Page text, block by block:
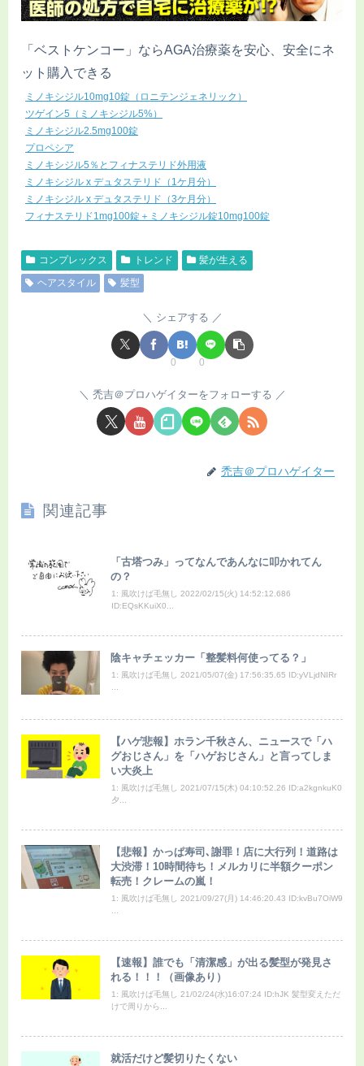
「ベストケンコー」ならAGA治療薬を安心、安全にネ
ット購入できる
ミノキシジル10mg10錠（ロニテンジェネリック）
ツゲイン5（ミノキシジル5%）
ミノキシジル2.5mg100錠
プロペシア
ミノキシジル5％とフィナステリド外用液
ミノキシジル x デュタステリド（1ケ月分）
ミノキシジル x デュタステリド（3ケ月分）
フィナステリド1mg100錠＋ミノキシジル錠10mg100錠
コンプレックス トレンド
髪が生える
ヘアスタイル
髪型
シェアする
0 0
禿吉＠プロハゲイターをフォローする
禿吉＠プロハゲイター
関連記事
「古塔つみ」ってなんであんなに叩かれてん
の？
1: 風吹けば毛無し 2022/02/15(火) 14:52:12.686
ID:EQsKKuiX0...
陰キャチェッカー「整髪料何使ってる？」
1: 風吹けば毛無し 2021/05/07(金) 17:56:35.65 ID:yVLjdNIRr
【ハゲ悲報】ホラン千秋さん、ニュースで「ハ
グおじさん」を「ハゲおじさん」と言ってしま
い大炎上
1: 風吹けば毛無し 2021/07/15(木) 04:10:52.26 ID:a2kgnkuK0
夕...
【悲報】かっぱ寿司､謝罪！店に大行列！道路は
大渋滞！10時間待ち！メルカリに半額クーポン
転売！クレームの嵐！
1: 風吹けば毛無し 2021/09/27(月) 14:46:20.43 ID:kvBu7OiW9
【速報】誰でも「清潔感」が出る髪型が発見さ
れる！！！（画像あり）
1: 風吹けば毛無し 21/02/24(水)16:07:24 ID:hJK 髪型変えただ
けで周りから...
就活だけど髪切りたくない